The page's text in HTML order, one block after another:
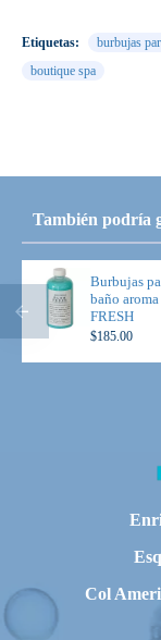
Etiquetas: burbujas
boutique spa
También podría
Burbujas
baño
FRESH
$185.00
Col